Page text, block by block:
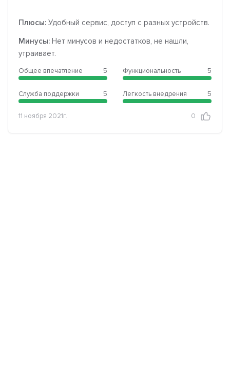
Плюсы: Удобный сервис, доступ с разных устройств.
Минусы: Нет минусов и недостатков, не нашли,
утраивает.
Общее впечатление 5
Служба поддержки 5
Функциональность 5
Легкость внедрения 5
11 ноября 2021г. 0